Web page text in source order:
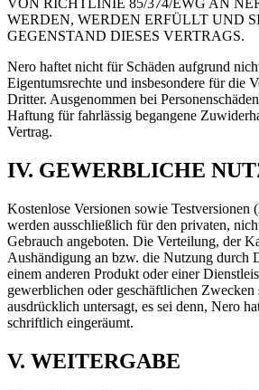
VON RICHTLINIE 85/374/EWG AN
WERDEN, WERDEN ERFÜLLT UND
GEGENSTAND DIESES VERTRAGS.
Nero haftet nicht für Schäden aufgrund
Eigentumsrechte und insbesondere für die
Dritter. Ausgenommen bei
Haftung für fahrlässig begangene
Vertrag.
IV. GEWERBLICHE
Kostenlose Versionen sowie Testversionen
werden ausschließlich für den privaten,
Gebrauch angeboten. Die Verteilung, der
Aushändigung an bzw. die Nutzung durch
einem anderen Produkt oder einer
gewerblichen oder geschäftlichen
ausdrücklich untersagt, es sei denn, Nero
schriftlich eingeräumt.
V. WEITERGABE